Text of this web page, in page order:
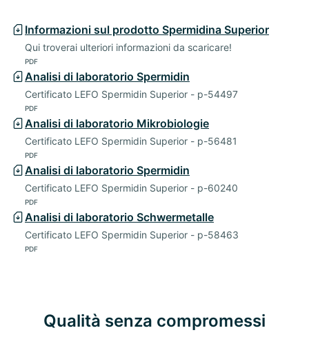
Informazioni sul prodotto Spermidina Superior
Qui troverai ulteriori informazioni da scaricare!
PDF
Analisi di laboratorio Spermidin
Certificato LEFO Spermidin Superior - p-54497
PDF
Analisi di laboratorio Mikrobiologie
Certificato LEFO Spermidin Superior - p-56481
PDF
Analisi di laboratorio Spermidin
Certificato LEFO Spermidin Superior - p-60240
PDF
Analisi di laboratorio Schwermetalle
Certificato LEFO Spermidin Superior - p-58463
PDF
Qualità senza compromessi